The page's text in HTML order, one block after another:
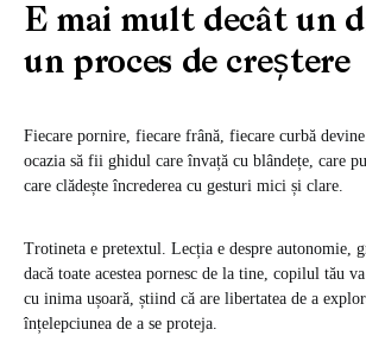
E mai mult decât un
un proces de creștere
Fiecare pornire, fiecare frână, fiecare curbă
ocazia să fii ghidul care învață cu blândețe, care
care clădește încrederea cu gesturi mici și clare.
Trotineta e pretextul. Lecția e despre autonomie,
dacă toate acestea pornesc de la tine, copilul tău
cu inima ușoară, știind că are libertatea de a
înțelepciunea de a se proteja.